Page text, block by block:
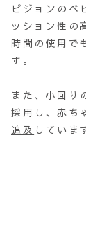
ピジョンのベ
ッション性の
時間の使用で
す。
また、小回り
採用し、赤ち
追及 していま